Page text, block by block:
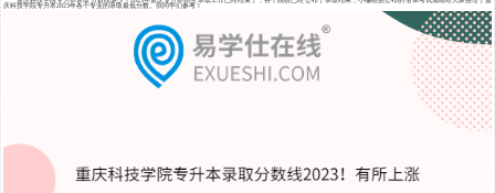
庆科技学院专升本2023年各个专业的录取最低分数。供同学们参考！